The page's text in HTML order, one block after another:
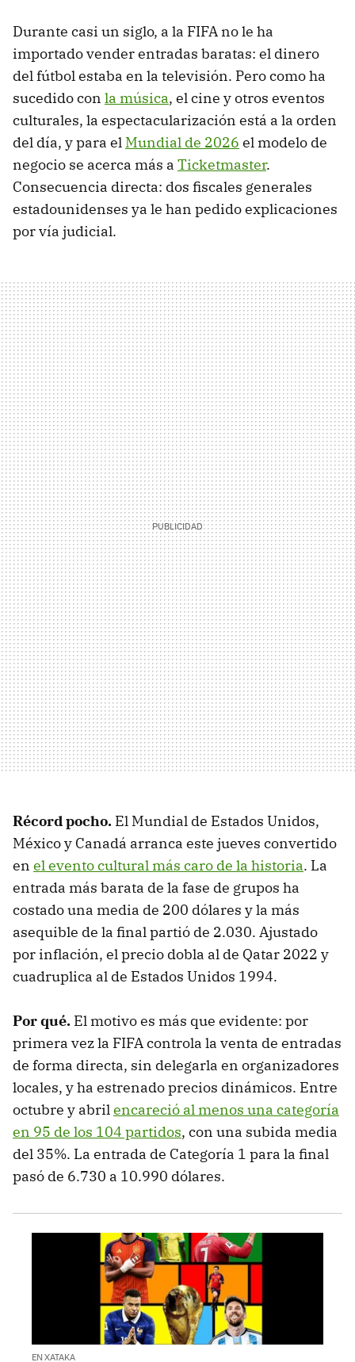
Durante casi un siglo, a la FIFA no le ha
importado vender entradas baratas: el dinero
del fútbol estaba en la televisión. Pero como ha
sucedido con la música, el cine y otros eventos
culturales, la espectacularización está a la orden
del día, y para el Mundial de 2026 el modelo de
negocio se acerca más a Ticketmaster.
Consecuencia directa: dos fiscales generales
estadounidenses ya le han pedido explicaciones
por vía judicial.
Récord pocho. El Mundial de Estados Unidos,
México y Canadá arranca este jueves convertido
en el evento cultural más caro de la historia. La
entrada más barata de la fase de grupos ha
costado una media de 200 dólares y la más
asequible de la final partió de 2.030. Ajustado
por inflación, el precio dobla al de Qatar 2022 y
cuadruplica al de Estados Unidos 1994.
Por qué. El motivo es más que evidente: por
primera vez la FIFA controla la venta de entradas
de forma directa, sin delegarla en organizadores
locales, y ha estrenado precios dinámicos. Entre
octubre y abrilencareció al menos una categoría
en 95 de los 104 partidos, con una subida media
del 35%. La entrada de Categoría 1 para la final
pasó de 6.730 a 10.990 dólares.
EN XATAKA